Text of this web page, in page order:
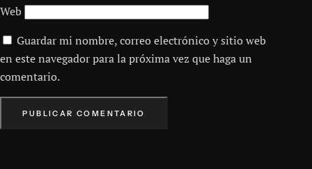
Web
Guardar mi nombre, correo electrónico y sitio web
en este navegador para la próxima vez que haga un
comentario.